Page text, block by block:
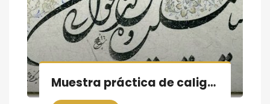
Muestra práctica de caligrafía persa, sesión VIII